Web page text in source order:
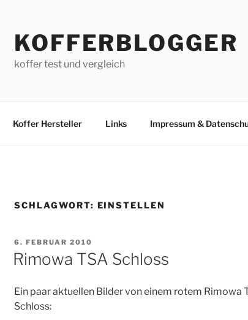
KOFFERBLOGGER
koffer test und vergleich
Koffer Hersteller Links Impressum &
SCHLAGWORT: EINSTELLEN
VERÖFFENTLICHT
AM
6. FEBRUAR 2010
Rimowa TSA Schloss
Ein paar aktuellen Bilder von einem rotem Rimowa
Schloss: